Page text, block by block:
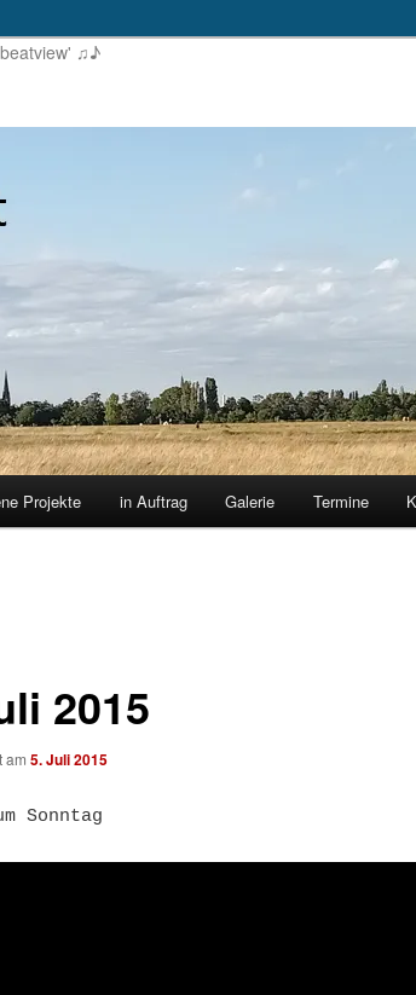
♫♪
Projekte in Auftrag Galerie Termine
2015
am 5. Juli 2015
Sonntag